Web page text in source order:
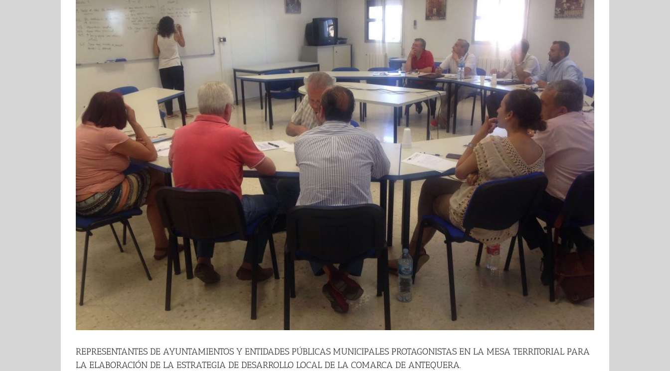
REPRESENTANTES DE AYUNTAMIENTOS Y ENTIDADES PÚBLICAS MUNICIPALES PROTAGONISTAS EN LA MESA TERRITORIAL PARA
LA ELABORACIÓN DE LA ESTRATEGIA DE DESARROLLO LOCAL DE LA COMARCA DE ANTEQUERA.